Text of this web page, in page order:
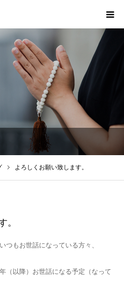
よろしくお願い致します。
。
つもお世話になっている方々、
（以降）お世話になる予定（なって